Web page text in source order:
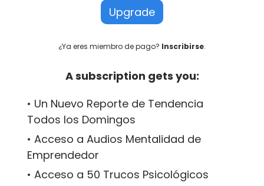
Upgrade
¿Ya eres miembro de pago? Inscribirse.
A subscription gets you:
• Un Nuevo Reporte de Tendencia
Todos los Domingos
• Acceso a Audios Mentalidad de
Emprendedor
• Acceso a 50 Trucos Psicológicos